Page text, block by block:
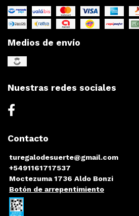
Medios de envío
Nuestras redes sociales
Contacto
turegalodesuerte@gmail.com
+5491161717537
Moctezuma 1736 Aldo Bonzi
Botón de arrepentimiento